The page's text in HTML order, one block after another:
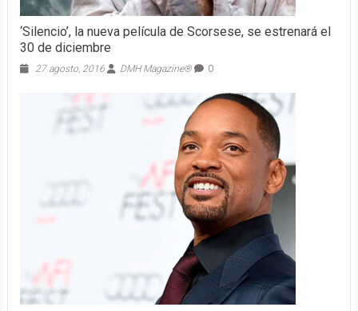
‘Silencio’, la nueva película de Scorsese, se estrenará el
30 de diciembre
27 agosto, 2016 DMH Magazine® 0